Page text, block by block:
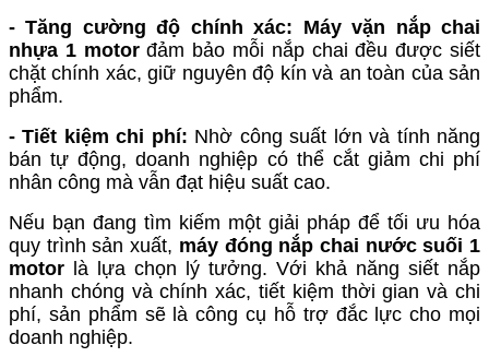
- Tăng cường độ chính xác: Máy vặn nắp chai
nhựa 1 motorđảm bảo mỗi nắp chai đều được siết
chặt chính xác, giữ nguyên độ kín và an toàn của sản
phẩm.
- Tiết kiệm chi phí: Nhờ công suất lớn và tính năng
bán tự động, doanh nghiệp có thể cắt giảm chi phí
nhân công mà vẫn đạt hiệu suất cao.
Nếu bạn đang tìm kiếm một giải pháp để tối ưu hóa
quy trình sản xuất, máy đóng nắp chai nước suối 1
motor là lựa chọn lý tưởng. Với khả năng siết nắp
nhanh chóng và chính xác, tiết kiệm thời gian và chi
phí, sản phẩm sẽ là công cụ hỗ trợ đắc lực cho mọi
doanh nghiệp.